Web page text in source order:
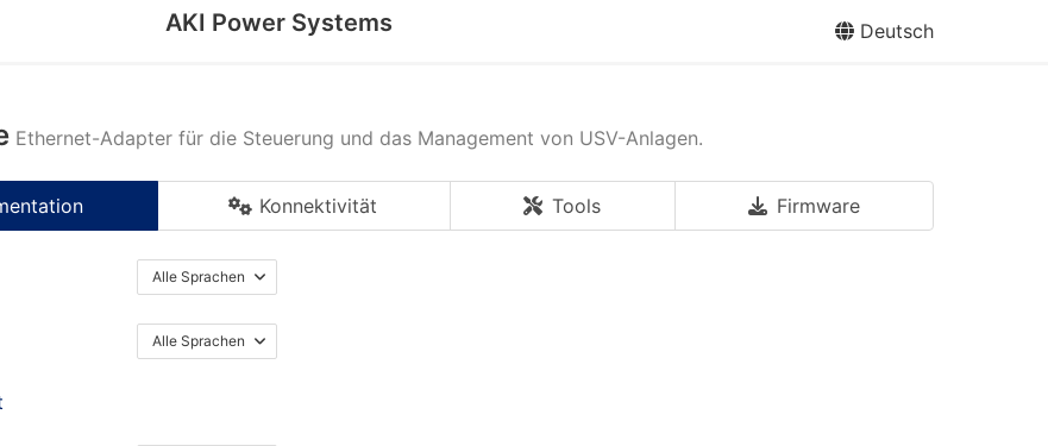
AKI Power Systems Deutsch
Ethernet-Adapter für die Steuerung und das Management von USV-Anlagen.
Konnektivität Tools Firmware
Alle Sprachen
Alle Sprachen